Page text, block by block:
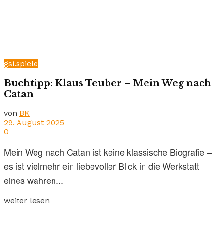
gsi.spiele
Buchtipp: Klaus Teuber – Mein Weg nach
Catan
von BK
29. August 2025
0
Mein Weg nach Catan ist keine klassische Biografie –
es ist vielmehr ein liebevoller Blick in die Werkstatt
eines wahren...
weiter lesen